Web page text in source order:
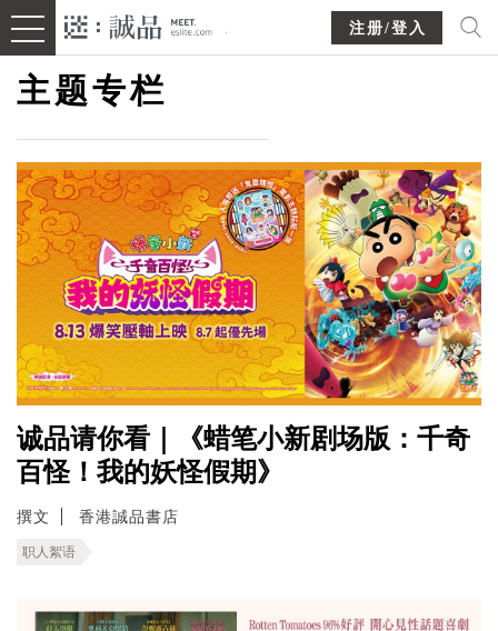
注册/登入
主题专栏
诚品请你看｜《蜡笔小新剧场版：千奇
百怪！我的妖怪假期》
撰文 香港誠品書店
职人絮语